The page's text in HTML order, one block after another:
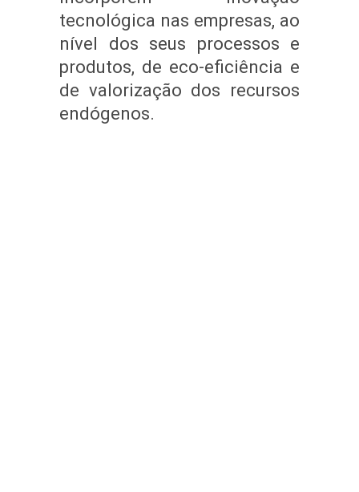
tecnológica nas empresas, ao
nível dos seus processos e
produtos, de eco-eficiência e
de valorização dos recursos
endógenos.